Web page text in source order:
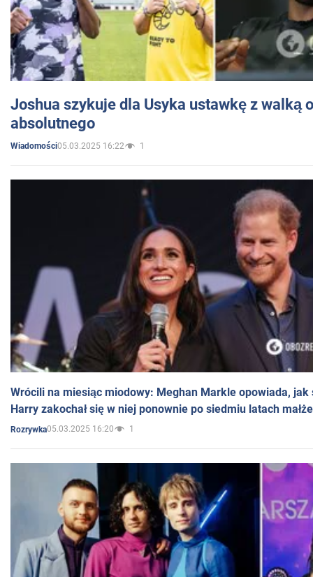
Joshua szykuje dla Usyka ustawkę z walką
absolutnego
Wiadomości05.03.2025 16:22 1
Wrócili na miesiąc miodowy: Meghan Markle opowiada, jak
Harry zakochał się w niej ponownie po siedmiu latach
Rozrywka05.03.2025 16:20 1